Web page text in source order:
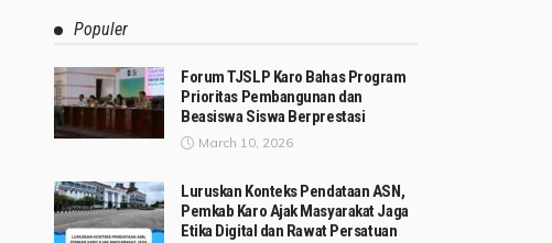
Populer
Forum TJSLP Karo Bahas Program
Prioritas Pembangunan dan
Beasiswa Siswa Berprestasi
March 10, 2026
Luruskan Konteks Pendataan ASN,
Pemkab Karo Ajak Masyarakat Jaga
Etika Digital dan Rawat Persatuan